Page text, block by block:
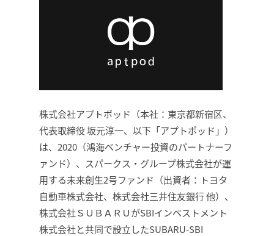
株式会社アプトポッド（本社：東京都新宿区、
代表取締役 坂元淳一、以下「アプトポッド」）
は、2020（鴻海ベンチャー投資のパートナーフ
ァンド）、スパークス・グループ株式会社が運
用する未来創生2号ファンド（出資者：トヨタ
自動車株式会社、株式会社三井住友銀行 他）、
株式会社ＳＵＢＡＲＵがSBIインベストメント
株式会社と共同で設立したSUBARU-SBI